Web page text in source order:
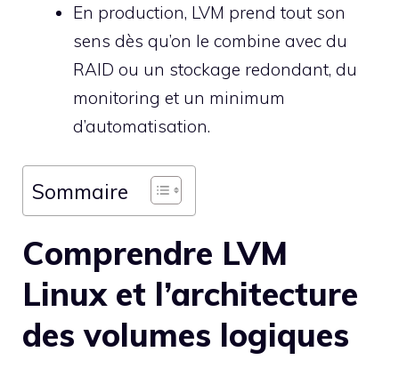
En production, LVM prend tout son
sens dès qu’on le combine avec du
RAID ou un stockage redondant, du
monitoring et un minimum
d’automatisation.
Sommaire
Comprendre LVM
Linux et l’architecture
des volumes logiques